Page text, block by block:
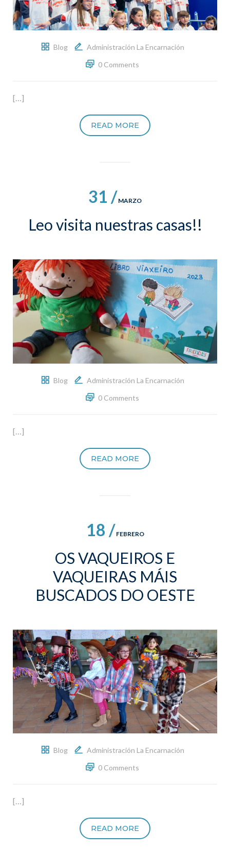
Blog
Administración La Encarnación
0 Comments
[…]
READ MORE
31 / MARZO
Leo visita nuestras casas!!
Blog
Administración La Encarnación
0 Comments
[…]
READ MORE
18 / FEBRERO
OS VAQUEIROS E
VAQUEIRAS MÁIS
BUSCADOS DO OESTE
Blog
Administración La Encarnación
0 Comments
[…]
READ MORE